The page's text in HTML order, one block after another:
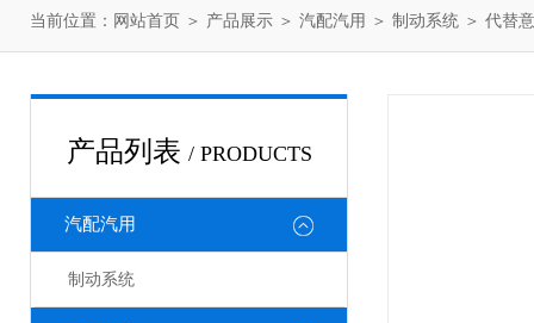
当前位置： 网站首页 ＞ 产品展示 ＞ 汽配汽用 ＞ 制动系统 ＞ 代替
产品列表 / PRODUCTS
汽配汽用
制动系统